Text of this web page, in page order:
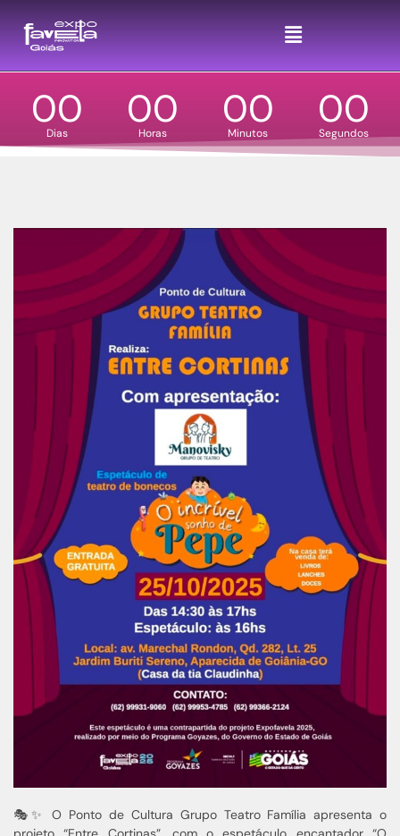
Favela é potência!
SEJA UM EMPREENDEDOR
00
Dias 00
Horas 00
Minutos 00
Segundos
🎭✨ O Ponto de Cultura Grupo Teatro Família apresenta o